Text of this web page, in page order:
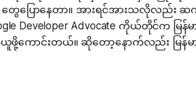
ေပြောနေတာ။ အားရင်အားသလိုလည်း ဆက်ပ
Developer Advocate ကိုယ်တိုင်က မြန်မ
ဏ်ယူဖို့ကောင်းတယ်။ ဆိုတော့နောက်လည်း မြန်မ